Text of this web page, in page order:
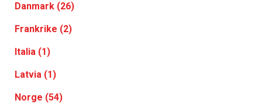
Danmark (26)
Frankrike (2)
Italia (1)
Latvia (1)
Norge (54)